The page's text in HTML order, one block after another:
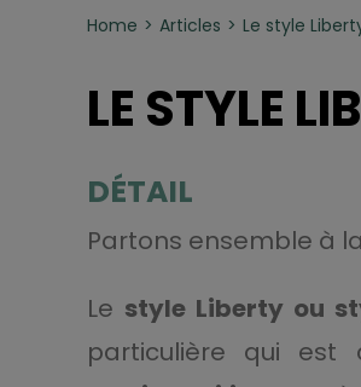
Home Articles Le style
LE STYLE
DÉTAIL
Partons ensemble à
Le style Liberty ou
particulière qui est